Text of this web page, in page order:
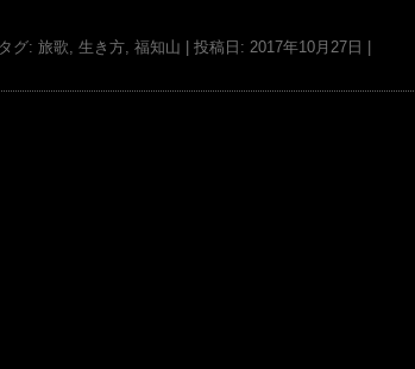
グ: 旅歌, 生き方, 福知山 | 投稿日: 2017年10月27日